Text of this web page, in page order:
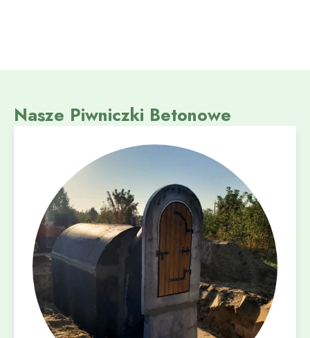
Nasze Piwniczki Betonowe